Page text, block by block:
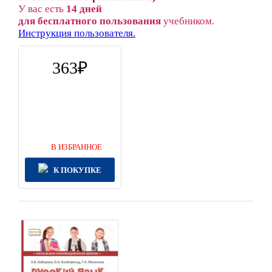
У вас есть 14 дней
для бесплатного пользования учебником.
Инструкция пользователя.
363
В ИЗБРАННОЕ
К ПОКУПКЕ